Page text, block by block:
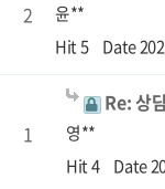
2
윤**
Hit 5 Date
1
Re: 상
영**
Hit 4 Date